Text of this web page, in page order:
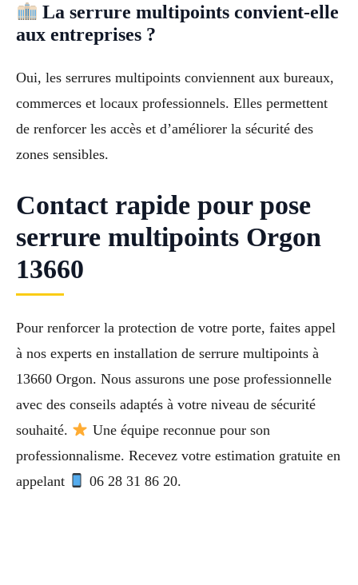
La serrure multipoints convient-elle
aux entreprises ?
Oui, les serrures multipoints conviennent aux bureaux,
commerces et locaux professionnels. Elles permettent
de renforcer les accès et d’améliorer la sécurité des
zones sensibles.
Contact rapide pour pose
serrure multipoints Orgon
13660
Pour renforcer la protection de votre porte, faites appel
à nos experts en installation de serrure multipoints à
13660 Orgon. Nous assurons une pose professionnelle
avec des conseils adaptés à votre niveau de sécurité
souhaité.
Une équipe reconnue pour son
professionnalisme. Recevez votre estimation gratuite en
appelant
06 28 31 86 20.